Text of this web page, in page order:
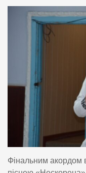
Фінальним акордом